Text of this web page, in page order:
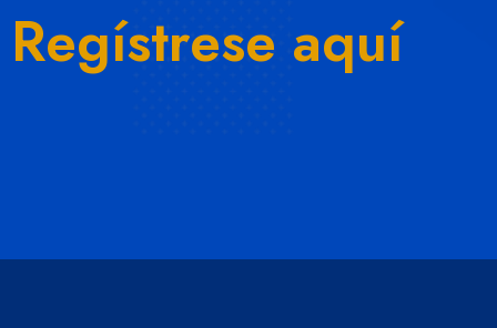
Regístrese aquí